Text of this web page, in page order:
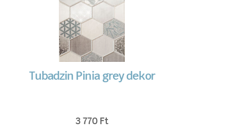
Tubadzin Pinia grey dekor
3 770 Ft